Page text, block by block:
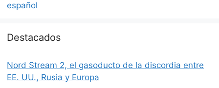
español
Destacados
Nord Stream 2, el gasoducto de la discordia entre
EE. UU., Rusia y Europa